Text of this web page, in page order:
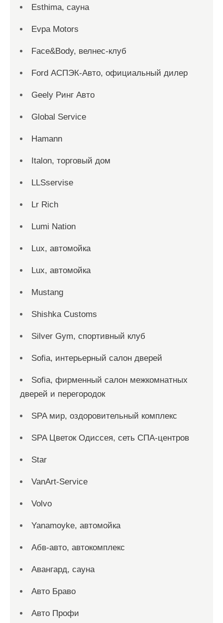
Esthima, сауна
Evpa Motors
Face&Body, велнес-клуб
Ford АСПЭК-Авто, официальный дилер
Geely Ринг Авто
Global Service
Hamann
Italon, торговый дом
LLSservise
Lr Rich
Lumi Nation
Lux, автомойка
Lux, автомойка
Mustang
Shishka Customs
Silver Gym, спортивный клуб
Sofia, интерьерный салон дверей
Sofia, фирменный салон межкомнатных
дверей и перегородок
SPA мир, оздоровительный комплекс
SPA Цветок Одиссея, сеть СПА-центров
Star
VanArt-Service
Volvo
Yanamoyke, автомойка
Абв-авто, автокомплекс
Авангард, сауна
Авто Браво
Авто Профи